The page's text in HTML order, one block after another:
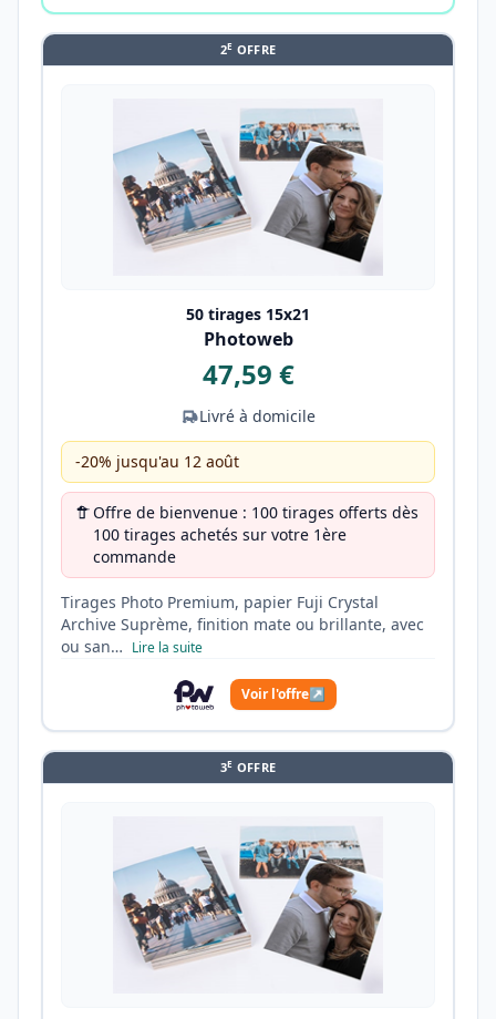
2E OFFRE
50 tirages 15x21
Photoweb
47,59 €
Livré à domicile
-20% jusqu'au 12 août
Offre de bienvenue : 100 tirages offerts dès
100 tirages achetés sur votre 1ère
commande
Tirages Photo Premium, papier Fuji Crystal
Archive Suprème, finition mate ou brillante, avec
ou san… Lire la suite
Voir l'offre↗
3E OFFRE